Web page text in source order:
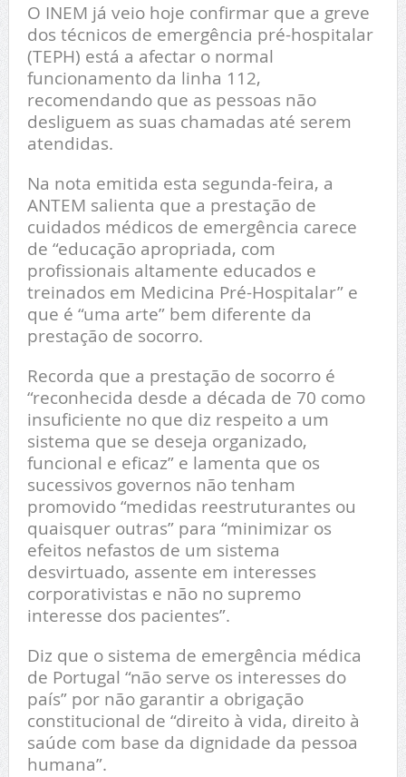
O INEM já veio hoje confirmar que a greve
dos técnicos de emergência pré-hospitalar
(TEPH) está a afectar o normal
funcionamento da linha 112,
recomendando que as pessoas não
desliguem as suas chamadas até serem
atendidas.
Na nota emitida esta segunda-feira, a
ANTEM salienta que a prestação de
cuidados médicos de emergência carece
de “educação apropriada, com
profissionais altamente educados e
treinados em Medicina Pré-Hospitalar” e
que é “uma arte” bem diferente da
prestação de socorro.
Recorda que a prestação de socorro é
“reconhecida desde a década de 70 como
insuficiente no que diz respeito a um
sistema que se deseja organizado,
funcional e eficaz” e lamenta que os
sucessivos governos não tenham
promovido “medidas reestruturantes ou
quaisquer outras” para “minimizar os
efeitos nefastos de um sistema
desvirtuado, assente em interesses
corporativistas e não no supremo
interesse dos pacientes”.
Diz que o sistema de emergência médica
de Portugal “não serve os interesses do
país” por não garantir a obrigação
constitucional de “direito à vida, direito à
saúde com base da dignidade da pessoa
humana”.